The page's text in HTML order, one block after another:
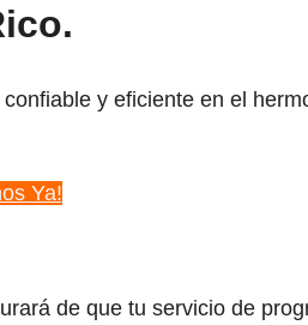
y eficiente en el
Ya!
de que tu servicio de